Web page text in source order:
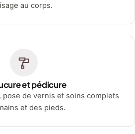
au corps.
et pédicure
pose de vernis et soins complets
et des pieds.